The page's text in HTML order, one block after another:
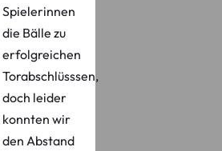
Spielerinnen
die Bälle zu
erfolgreichen
Torabschlüsssen,
doch leider
konnten wir
den Abstand